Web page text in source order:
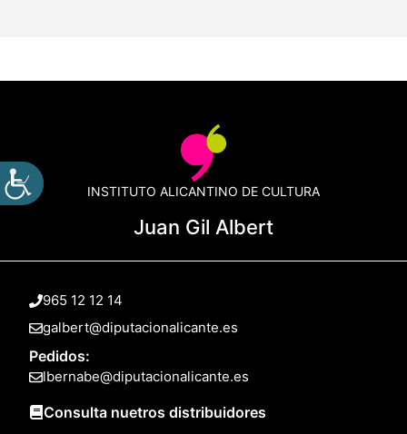
INSTITUTO ALICANTINO DE CULTURA
Juan Gil Albert
965 12 12 14
galbert@diputacionalicante.es
Pedidos:
lbernabe@diputacionalicante.es
Consulta nuetros distribuidores